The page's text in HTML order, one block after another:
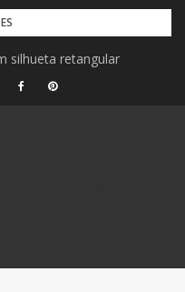
silhueta retangular